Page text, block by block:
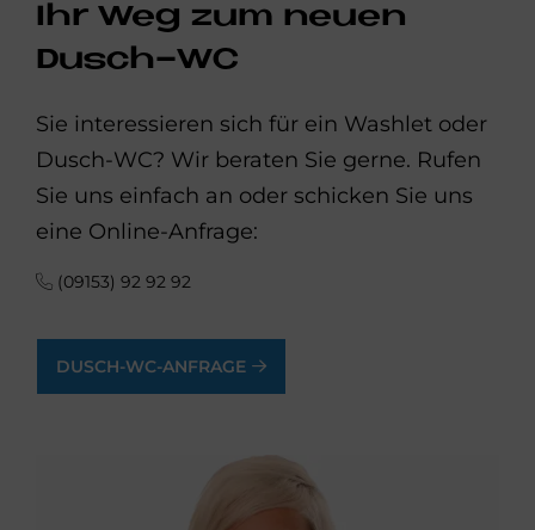
Ihr Weg zum neu­en
Dusch-WC
Sie interessieren sich für ein Washlet oder
Dusch-WC? Wir beraten Sie gerne. Rufen
Sie uns einfach an oder schicken Sie uns
eine Online-Anfrage:
(09153) 92 92 92
DUSCH-WC-ANFRAGE